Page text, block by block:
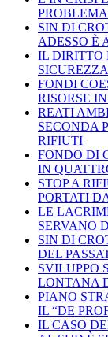
SIN DI
ADESSO È
IL DIRITTO
FONDI
RISORSE
REATI
SECONDA
RIFIUTI
FONDO DI
IN
STOP A
PORTATI
LE
SERVANO
SIN DI
DEL
SVILUPPO
LONTANA
PIANO
IL “DE
IL CASO